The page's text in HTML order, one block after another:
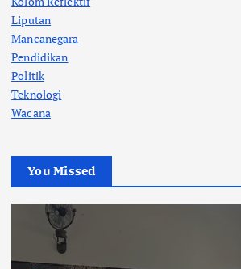
Liputan
Mancanegara
Pendidikan
Politik
Teknologi
Wacana
You Missed